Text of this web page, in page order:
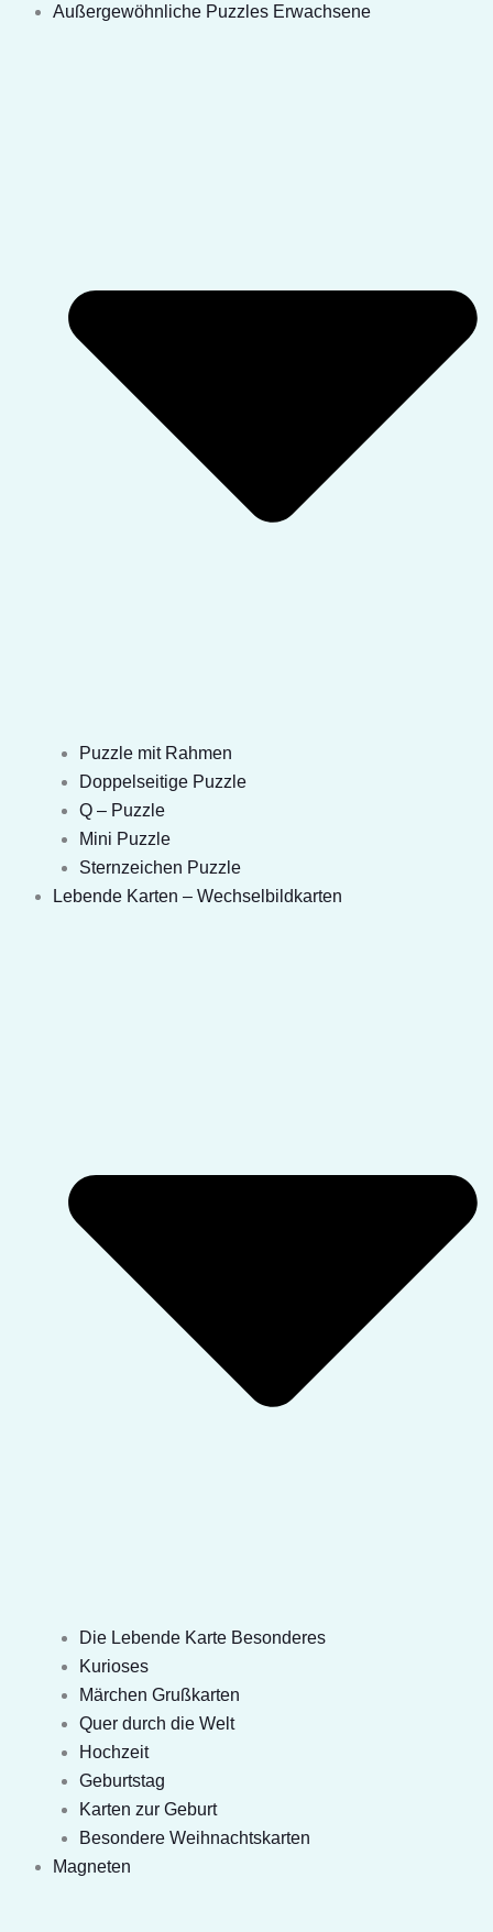
Außergewöhnliche Puzzles Erwachsene
Puzzle mit Rahmen
Doppelseitige Puzzle
Q – Puzzle
Mini Puzzle
Sternzeichen Puzzle
Lebende Karten – Wechselbildkarten
Die Lebende Karte Besonderes
Kurioses
Märchen Grußkarten
Quer durch die Welt
Hochzeit
Geburtstag
Karten zur Geburt
Besondere Weihnachtskarten
Magneten